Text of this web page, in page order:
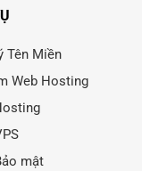
Tên Miền
Web Hosting
mật